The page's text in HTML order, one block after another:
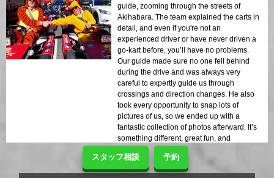
スタッフ相談 予約
guide, zooming through the streets of
Akihabara. The team explained the carts in
detail, and even if you're not an
experienced driver or have never driven a
go-kart before, you’ll have no problems.
Our guide made sure no one fell behind
during the drive and was always very
careful to expertly guide us through
crossings and direction changes. He also
took every opportunity to snap lots of
pictures of us, so we ended up with a
fantastic collection of photos afterward. It’s
something different, great fun, and
definitely recommended!